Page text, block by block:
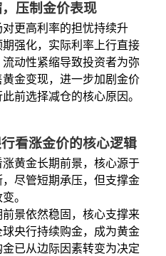
压制金价表现
更高利率的担忧持续升
强化，实际利率上行直接
动性紧缩导致投资者为弥
金变现，进一步加剧金价
前选择减仓的核心原因。
看涨金价的核心逻辑
黄金长期前景，核心源于
尽管短期承压，但支撑金
。
景依然稳固，核心支撑来
央行持续购金，成为黄金
已从边际因素转变为决定